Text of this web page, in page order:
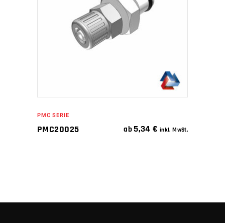
WEITERLESEN
PMC SERIE
PMC20025 ab5,34€ inkl. MwSt.